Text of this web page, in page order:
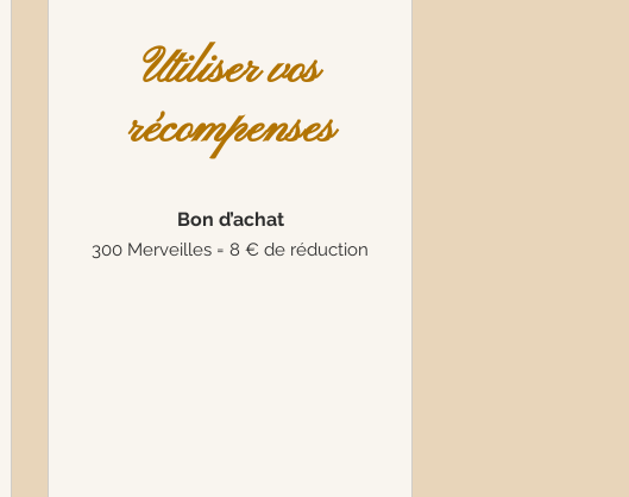
Utiliser vos
récompenses
Bon d’achat
300 Merveilles = 8 € de réduction